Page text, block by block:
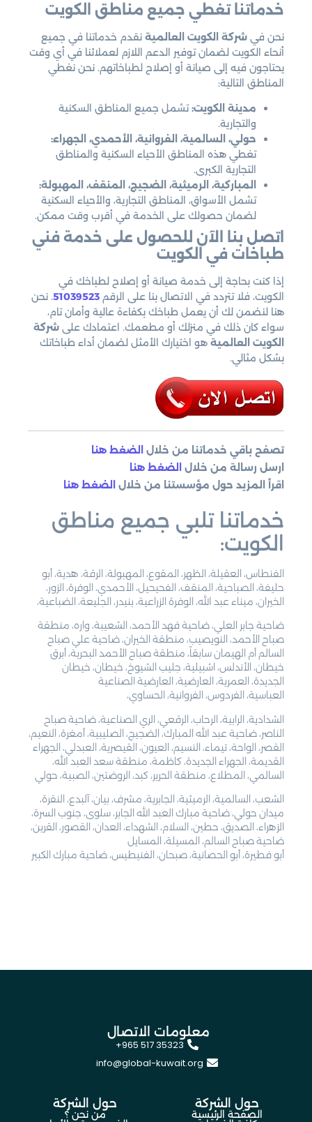
خدماتنا تغطي جميع مناطق الكويت
نحن في شركة الكويت العالمية نقدم خدماتنا في جميع
أنحاء الكويت لضمان توفير الدعم اللازم لعملائنا في أي وقت
يحتاجون فيه إلى صيانة أو إصلاح لطباخاتهم. نحن نغطي
المناطق التالية:
مدينة الكويت:تشمل جميع المناطق السكنية
والتجارية.
حولي، السالمية، الفروانية، الأحمدي، الجهراء:
تغطي هذه المناطق الأحياء السكنية والمناطق
التجارية الكبرى.
المباركية، الرميثية، الضجيج، المنقف، المهبولة:
تشمل الأسواق، المناطق التجارية، والأحياء السكنية
لضمان حصولك على الخدمة في أقرب وقت ممكن.
اتصل بنا الآن للحصول على خدمة فني
طباخات في الكويت
إذا كنت بحاجة إلى خدمة صيانة أو إصلاح لطباخك في
الكويت، فلا تتردد في الاتصال بنا على الرقم 51039523. نحن
هنا لنضمن لك أن يعمل طباخك بكفاءة عالية وأمان تام،
سواء كان ذلك في منزلك أو مطعمك. اعتمادك على شركة
الكويت العالمية هو اختيارك الأمثل لضمان أداء طباخاتك
بشكل مثالي.
تصفح باقي خدماتنا من خلال الضغط هنا
ارسل رسالة من خلال
الضغط هنا
اقرأ المزيد حول مؤسستنا من خلال
الضغط هنا
خدماتنا تلبي جميع مناطق
الكويت:
الفنطاس، العقيلة، الظهر، المقوع، المهبولة، الرقة، هدية، أبو
حليفة، الصباحية، المنقف، الفحيحيل، الأحمدي، الوفرة، الزور،
الخيران، ميناء عبد الله، الوفرة الزراعية، بنيدر، الجليعة، الضباعية،
ضاحية جابر العلي، ضاحية فهد الأحمد، الشعيبة، واره، منطقة
صباح الأحمد، النويصيب، منطقة الخيران، ضاحية علي صباح
السالم أم الهيمان سابقاً، منطقة صباح الأحمد البحرية، أبرق
خيطان، الأندلس، اشبيلية، جليب الشيوخ، خيطان، خيطان
الجديدة، العمرية، العارضية، العارضية الصناعية
العباسية، الفردوس، الفروانية، الحساوي،
الشدادية، الرابية، الرحاب، الرقعي، الري الصناعية، ضاحية صباح
الناصر، ضاحية عبد الله المبارك، الضجيج، الصليبية، أمغرة، النعيم،
القصر، الواحة، تيماء، النسيم، العيون، القيصرية، العبدلي، الجهراء
القديمة، الجهراء الجديدة، كاظمة، منطقة سعد العبد الله،
السالمي، المطلاع، منطقة الحرير، كبد، الروضتين، الصبية، حولي
الشعب، السالمية، الرميثية، الجابرية، مشرف، بيان، آلبدع، النقرة،
ميدان حولي، ضاحية مبارك العبد الله الجابر، سلوى، جنوب السرة،
الزهراء، الصديق، حطين، السلام، الشهداء، العدان، القصور، القرين،
ضاحية صباح السالم، المسيلة، المسايل
أبو فطيرة، أبو الحصانية، صبحان، الفنيطيس، ضاحية مبارك الكبير
معلومات الاتصال
+965 517 35323
info@global-kuwait.org
حول الشركة
الصفحة الرئيسية
حول الشركة
من نحن ؟